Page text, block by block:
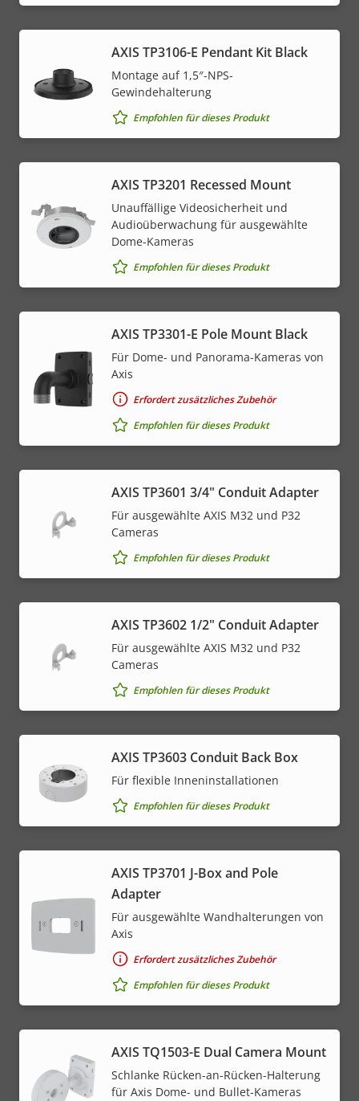
AXIS TP3106-E Pendant Kit Black
Montage auf 1,5″-NPS-
Gewindehalterung
Empfohlen für dieses Produkt
AXIS TP3201 Recessed Mount
Unauffällige Videosicherheit und
Audioüberwachung für ausgewählte
Dome-Kameras
Empfohlen für dieses Produkt
AXIS TP3301-E Pole Mount Black
Für Dome- und Panorama-Kameras von
Axis
Erfordert zusätzliches Zubehör
Empfohlen für dieses Produkt
AXIS TP3601 3/4" Conduit Adapter
Für ausgewählte AXIS M32 und P32
Cameras
Empfohlen für dieses Produkt
AXIS TP3602 1/2" Conduit Adapter
Für ausgewählte AXIS M32 und P32
Cameras
Empfohlen für dieses Produkt
AXIS TP3603 Conduit Back Box
Für flexible Inneninstallationen
Empfohlen für dieses Produkt
AXIS TP3701 J-Box and Pole
Adapter
Für ausgewählte Wandhalterungen von
Axis
Erfordert zusätzliches Zubehör
Empfohlen für dieses Produkt
AXIS TQ1503-E Dual Camera Mount
Schlanke Rücken-an-Rücken-Halterung
für Axis Dome- und Bullet-Kameras